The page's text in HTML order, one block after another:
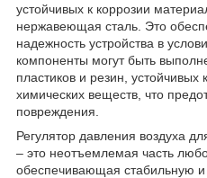
устойчивых к коррозии
нержавеющая сталь. Это
надежность устройства в
компоненты могут быть
пластиков и резин,
химических веществ, что
повреждения.
Регулятор давления воздуха
– это неотъемлемая часть
обеспечивающая стабильную